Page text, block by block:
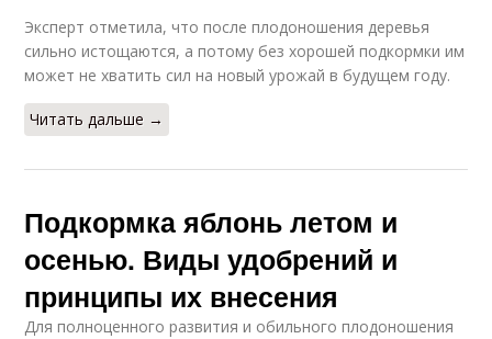
Эксперт отметила, что после плодоношения деревья
сильно истощаются, а потому без хорошей подкормки им
может не хватить сил на новый урожай в будущем году.
Читать дальше →
Подкормка яблонь летом и
осенью. Виды удобрений и
принципы их внесения
Для полноценного развития и обильного плодоношения